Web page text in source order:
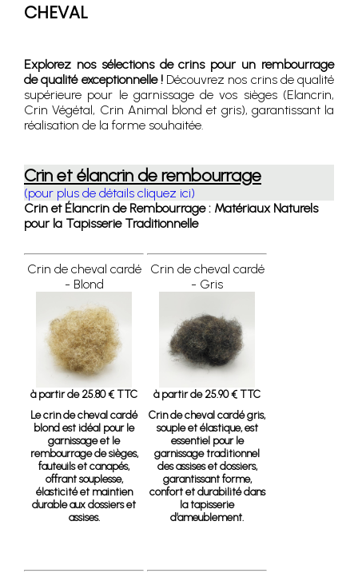
CHEVAL
Explorez nos sélections de crins pour un rembourrage
de qualité exceptionnelle !Découvrez nos crins de qualité
supérieure pour le garnissage de vos sièges (Elancrin,
Crin Végétal, Crin Animal blond et gris), garantissant la
réalisation de la forme souhaitée.
Crin et élancrin de rembourrage
(pour plus de détails cliquez ici)
Crin et Élancrin de Rembourrage : Matériaux Naturels
pour la Tapisserie Traditionnelle
Crin de cheval cardé
- Blond
à partir de 25.80 € TTC
Le crin de cheval cardé
blond est idéal pour le
garnissage et le
rembourrage de sièges,
fauteuils et canapés,
offrant souplesse,
élasticité et maintien
durable aux dossiers et
assises.
Crin de cheval cardé
- Gris
à partir de 25.90 € TTC
Crin de cheval cardé gris,
souple et élastique, est
essentiel pour le
garnissage traditionnel
des assises et dossiers,
garantissant forme,
confort et durabilité dans
la tapisserie
d’ameublement.